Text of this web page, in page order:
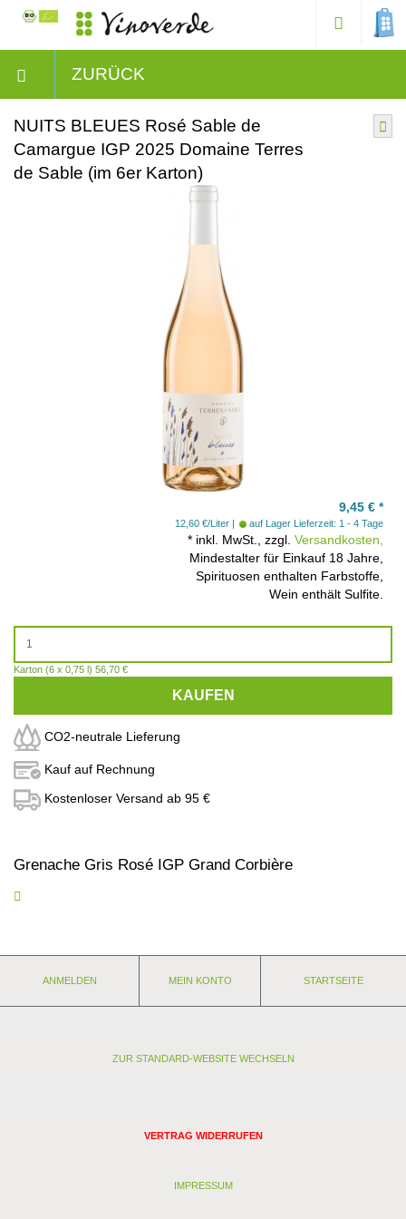
ZURÜCK
NUITS BLEUES Rosé Sable de
Camargue IGP 2025 Domaine Terres
de Sable (im 6er Karton)
9,45 € *
12,60 €/Liter auf Lager Lieferzeit: 1 - 4 Tage
* inkl. MwSt., zzgl. Versandkosten,
Mindestalter für Einkauf 18 Jahre,
Spirituosen enthalten Farbstoffe,
Wein enthält Sulfite.
Karton (6 x 0,75 l) 56,70 €
KAUFEN
CO2-neutrale Lieferung
Kauf auf Rechnung
Kostenloser Versand ab 95 €
Grenache Gris Rosé IGP Grand Corbière
Eine Zeit lang stand Grenache Gris auf der Liste der
zeigt er einen ganz eigenen überaus angenehmen Charakter.
Nährwerte und Zutaten
Anbaugebiet: Frankreich - Sables du Golfe du Lion
ANMELDEN MEIN KONTO STARTSEITE
ZUR STANDARD-WEBSITE WECHSELN
VERTRAG WIDERRUFEN
IMPRESSUM